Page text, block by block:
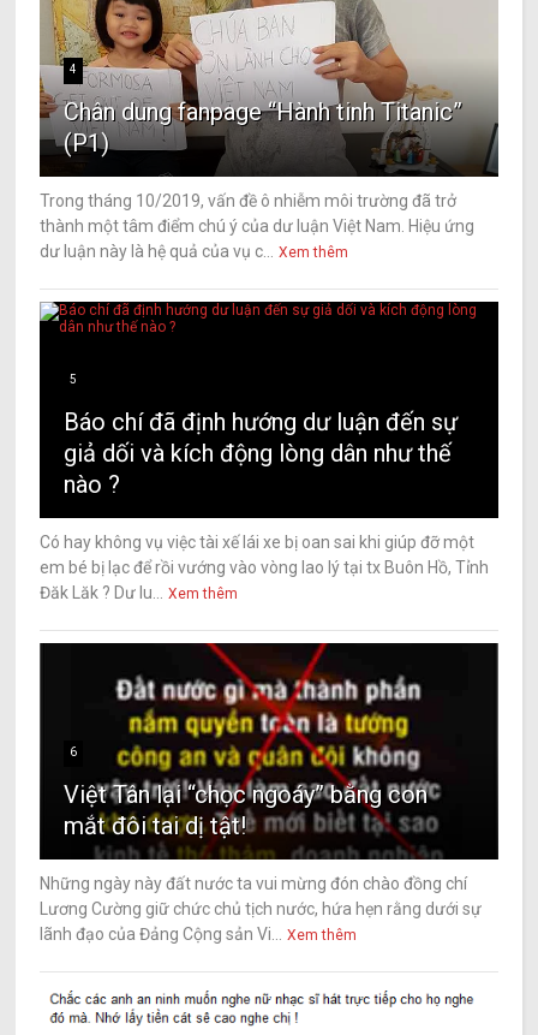
4
Chân dung fanpage “Hành tinh Titanic”
(P1)
Trong tháng 10/2019, vấn đề ô nhiễm môi trường đã trở
thành một tâm điểm chú ý của dư luận Việt Nam. Hiệu ứng
dư luận này là hệ quả của vụ c...
Xem thêm
5
Báo chí đã định hướng dư luận đến sự
giả dối và kích động lòng dân như thế
nào ?
Có hay không vụ việc tài xế lái xe bị oan sai khi giúp đỡ một
em bé bị lạc để rồi vướng vào vòng lao lý tại tx Buôn Hồ, Tỉnh
Đăk Lăk ? Dư lu...
Xem thêm
6
Việt Tân lại “chọc ngoáy” bằng con
mắt đôi tai dị tật!
Những ngày này đất nước ta vui mừng đón chào đồng chí
Lương Cường giữ chức chủ tịch nước, hứa hẹn rằng dưới sự
lãnh đạo của Đảng Cộng sản Vi...
Xem thêm